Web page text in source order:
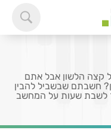
קצה הלשון אבל אתם
חשבתם שבשביל להבין
לשבת שעות על המחשב